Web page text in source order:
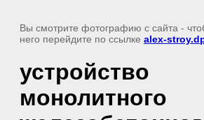
Вы смотрите фотографию с сайта -
него перейдите по ссылке alex-
устройство
монолитного